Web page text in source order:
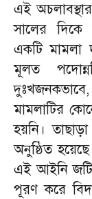
এই
সালের দিকে
একটি মামলা
মূলত
মামলাটির
হয়নি।
অনুষ্ঠিত
এই আইনি
পূরণ করে